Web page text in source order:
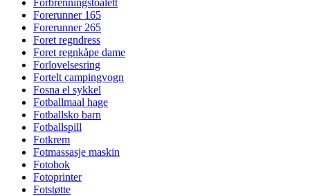
Forbrenningstoalett
Forerunner 165
Forerunner 265
Foret regndress
Foret regnkåpe dame
Forlovelsesring
Fortelt campingvogn
Fosna el sykkel
Fotballmaal hage
Fotballsko barn
Fotballspill
Fotkrem
Fotmassasje maskin
Fotobok
Fotoprinter
Fotstøtte